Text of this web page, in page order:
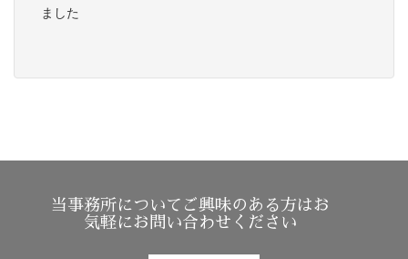
ました
当事務所についてご興味のある方はお
気軽にお問い合わせください